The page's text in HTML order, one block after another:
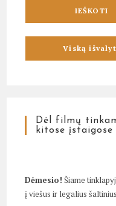
Dėl filmų
kitose įstaigose
Dėmesio! Šiame
į viešus ir legalius